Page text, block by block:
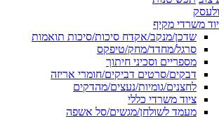
משרדי מקיף
שדכן/מנקב/אקדח סיכות/סיכות תואמות
סרגל/מחדד/מחק/טיפקס
מספריים וסכיני חיתוך
דבקים/סרטים דביקים/חומרי אריזה
לחצנים/גומיות/נעצים/מהדקים
ציוד משרדי כללי
מעמד לשולחן/מגשים/סל אשפה